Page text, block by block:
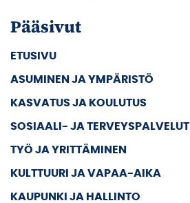
Pääsivut
ETUSIVU
ASUMINEN JA YMPÄRISTÖ
KASVATUS JA KOULUTUS
SOSIAALI- JA TERVEYSPALVELUT
TYÖ JA YRITTÄMINEN
KULTTUURI JA VAPAA-AIKA
KAUPUNKI JA HALLINTO